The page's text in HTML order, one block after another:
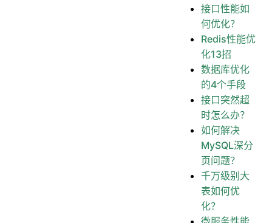
接口性能如
何优化？
Redis性能优
化13招
数据库优化
的4个手段
接口突然超
时怎么办？
如何解决
MySQL深分
页问题？
千万级别大
表如何优
化？